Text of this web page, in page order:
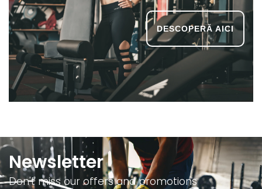
Newsletter
Don't miss our offers and promotions